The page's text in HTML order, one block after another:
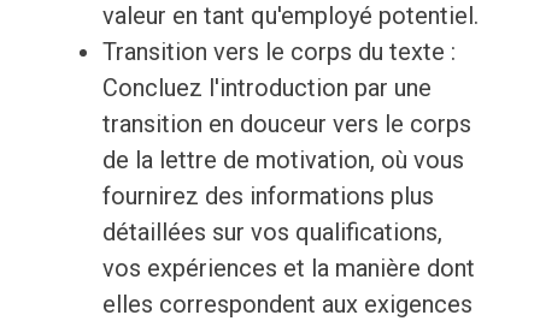
valeur en tant qu'employé potentiel.
Transition vers le corps du texte :
Concluez l'introduction par une
transition en douceur vers le corps
de la lettre de motivation, où vous
fournirez des informations plus
détaillées sur vos qualifications,
vos expériences et la manière dont
elles correspondent aux exigences